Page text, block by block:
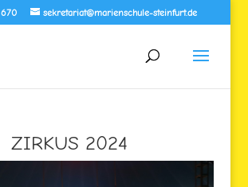
sekretariat@marienschule-steinfurt.de
ZIRKUS 2024